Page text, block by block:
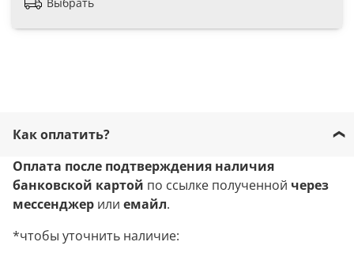
Как оплатить?
Оплата после подтверждения наличия
банковской картой по ссылке полученной через
мессенджер или емайл.
*чтобы уточнить наличие: